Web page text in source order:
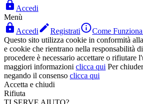
 Accedi
Menù
 AccediRegistratiCome
Questo sito utilizza cookie in conformità
e cookie che rientrano nella responsabilità
procedere è necessario accettare o rifiutare
maggiori informazioni clicca qui Per
negando il consenso clicca qui
Accetta e chiudi
Rifiuta